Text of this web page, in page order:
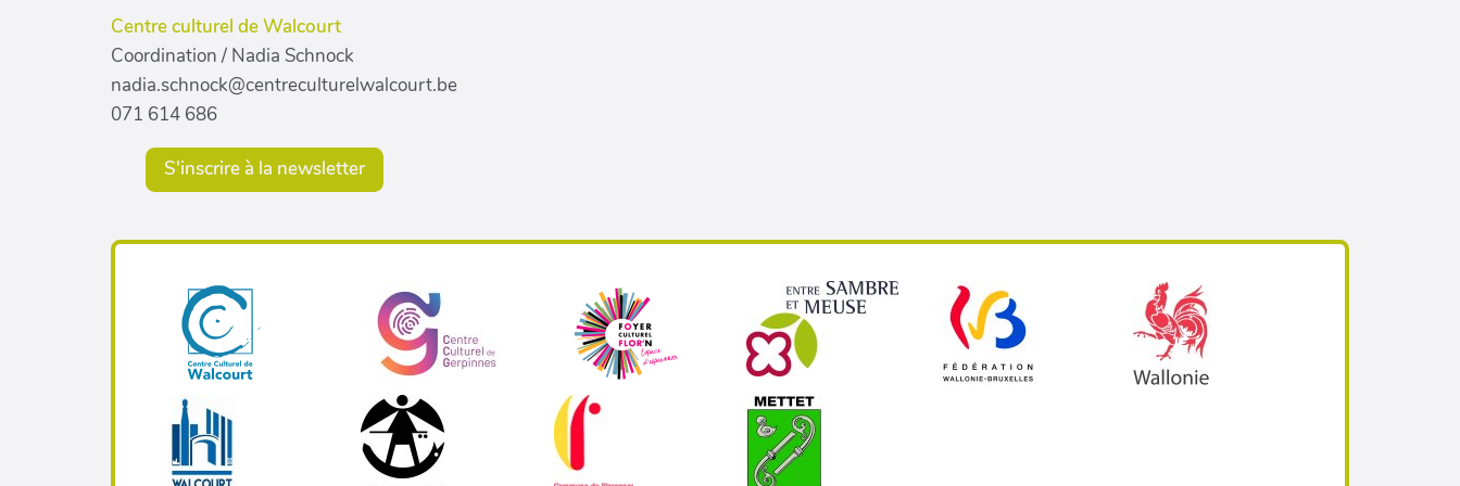
Centre culturel de Walcourt
Coordination / Nadia Schnock
nadia.schnock@centreculturelwalcourt.be
071 614 686
S'inscrire à la newsletter